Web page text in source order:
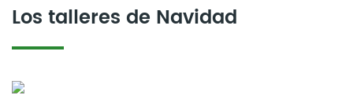
Los talleres de Navidad